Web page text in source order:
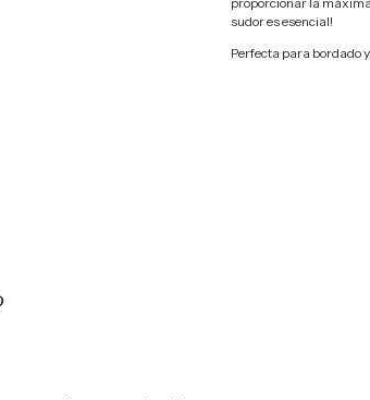
sudor es esencial!
Perfecta para bordado